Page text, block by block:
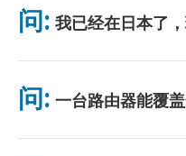
无需排队。
问: 我已经在日本了
可以。机场可当天取货。酒
问: 一台路由器能覆
可以。最多可连接 10 台设备